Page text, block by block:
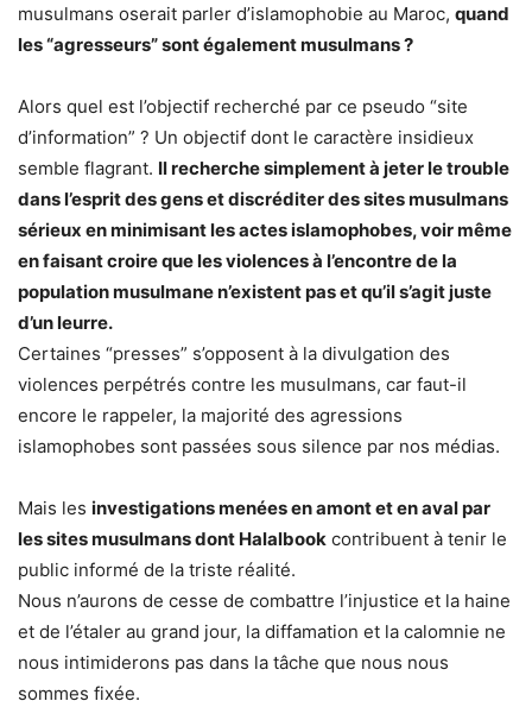
musulmans oserait parler d’islamophobie au Maroc, quand
les “agresseurs” sont également musulmans ?
Alors quel est l’objectif recherché par ce pseudo “site
d’information” ? Un objectif dont le caractère insidieux
semble flagrant. Il recherche simplement à jeter le trouble
dans l’esprit des gens et discréditer des sites musulmans
sérieux en minimisant les actes islamophobes, voir même
en faisant croire que les violences à l’encontre de la
population musulmane n’existent pas et qu’il s’agit juste
d’un leurre.
Certaines “presses” s’opposent à la divulgation des
violences perpétrés contre les musulmans, car faut-il
encore le rappeler, la majorité des agressions
islamophobes sont passées sous silence par nos médias.
Mais les investigations menées en amont et en aval par
les sites musulmans dont Halalbook contribuent à tenir le
public informé de la triste réalité.
Nous n’aurons de cesse de combattre l’injustice et la haine
et de l’étaler au grand jour, la diffamation et la calomnie ne
nous intimiderons pas dans la tâche que nous nous
sommes fixée.